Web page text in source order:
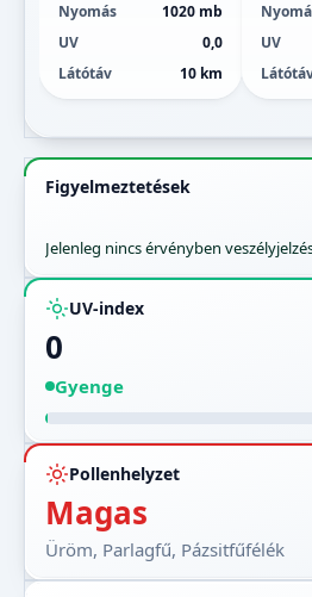
Nyomás
1020 mb
UV
0,0
Látótáv
10 km
UV
Figyelmeztetések
Jelenleg nincs érvényben
UV-index
0
Gyenge
Pollenhelyzet
Magas
Üröm, Parlagfű, Pázsitfűfélék